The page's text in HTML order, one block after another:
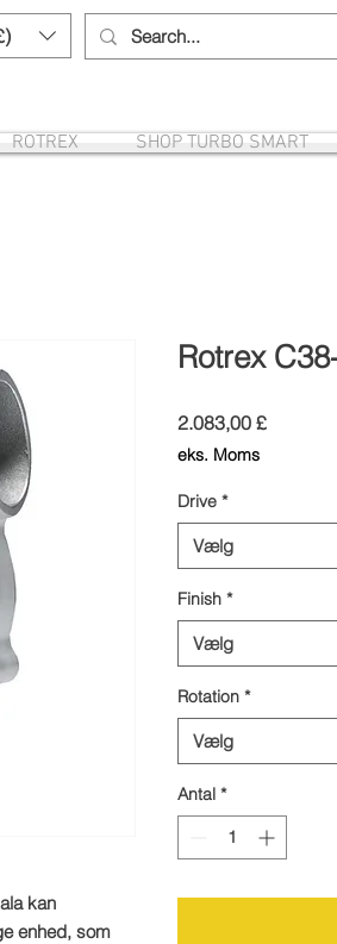
ROTREX SHOP TURBO SMART
kan
enhed, som
Rotrex
2.083,00 £Pris
eks. Moms
Drive *
Vælg
Finish *
Vælg
Rotation *
Vælg
Antal *